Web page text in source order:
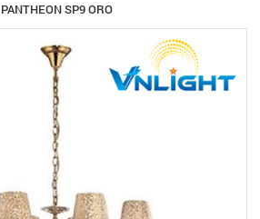
PANTHEON SP9 ORO